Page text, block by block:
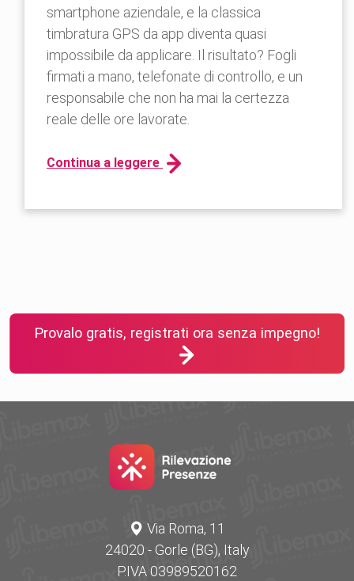
smartphone aziendale, e la classica
timbratura GPS da app diventa quasi
impossibile da applicare. Il risultato? Fogli
firmati a mano, telefonate di controllo, e un
responsabile che non ha mai la certezza
reale delle ore lavorate.
Continua a leggere
Provalo gratis, registrati ora senza impegno!
Via Roma, 11
24020 - Gorle (BG), Italy
P.IVA 03989520162